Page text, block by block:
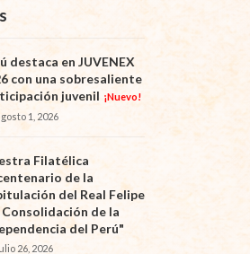
destaca en JUVENEX
con una sobresaliente
juvenil ¡Nuevo!
1, 2026
Filatélica
de la
del Real Felipe
Consolidación de la
del Perú"
26, 2026